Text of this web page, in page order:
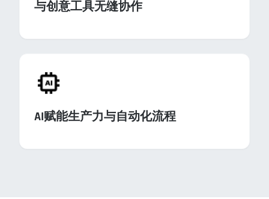
与创意工具无缝协作
AI赋能生产力与自动化流程